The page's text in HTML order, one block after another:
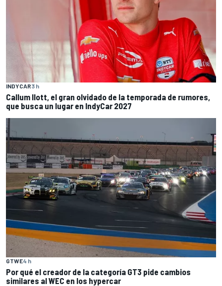
INDYCAR3 h
Callum Ilott, el gran olvidado de la temporada de rumores,
que busca un lugar en IndyCar 2027
GTWE4 h
Por qué el creador de la categoría GT3 pide cambios
similares al WEC en los hypercar